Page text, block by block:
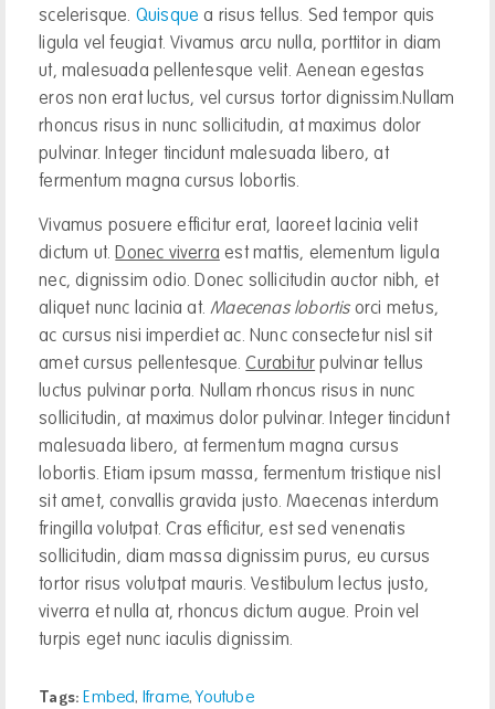
scelerisque. Quisquea risus tellus. Sed tempor quis
ligula vel feugiat. Vivamus arcu nulla, porttitor in diam
ut, malesuada pellentesque velit. Aenean egestas
eros non erat luctus, vel cursus tortor dignissim.Nullam
rhoncus risus in nunc sollicitudin, at maximus dolor
pulvinar. Integer tincidunt malesuada libero, at
fermentum magna cursus lobortis.
Vivamus posuere efficitur erat, laoreet lacinia velit
dictum ut. Donec viverra est mattis, elementum ligula
nec, dignissim odio. Donec sollicitudin auctor nibh, et
aliquet nunc lacinia at.Maecenas lobortisorci metus,
ac cursus nisi imperdiet ac. Nunc consectetur nisl sit
amet cursus pellentesque.Curabitur pulvinar tellus
luctus pulvinar porta. Nullam rhoncus risus in nunc
sollicitudin, at maximus dolor pulvinar. Integer tincidunt
malesuada libero, at fermentum magna cursus
lobortis. Etiam ipsum massa, fermentum tristique nisl
sit amet, convallis gravida justo. Maecenas interdum
fringilla volutpat. Cras efficitur, est sed venenatis
sollicitudin, diam massa dignissim purus, eu cursus
tortor risus volutpat mauris. Vestibulum lectus justo,
viverra et nulla at, rhoncus dictum augue. Proin vel
turpis eget nunc iaculis dignissim.
Tags:Embed, Iframe,Youtube